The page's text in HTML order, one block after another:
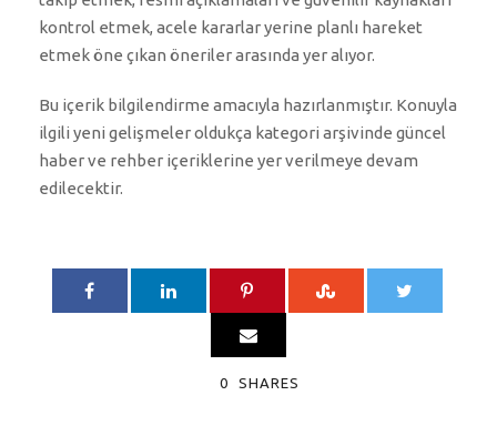
kontrol etmek, acele kararlar yerine planlı hareket
etmek öne çıkan öneriler arasında yer alıyor.
Bu içerik bilgilendirme amacıyla hazırlanmıştır. Konuyla
ilgili yeni gelişmeler oldukça kategori arşivinde güncel
haber ve rehber içeriklerine yer verilmeye devam
edilecektir.
0 SHARES